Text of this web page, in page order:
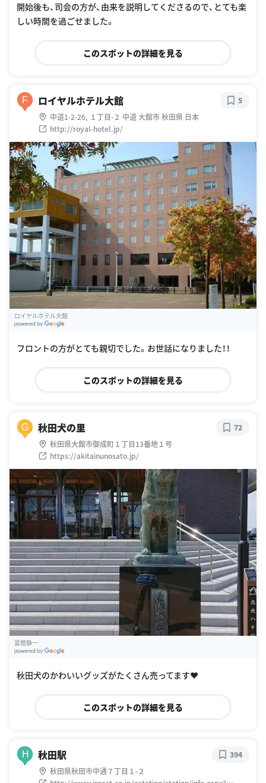
開始後も、司会の方が、由来を説明してくださるので、とても楽
しい時間を過ごせました。
このスポットの詳細を見る
F ロイヤルホテル大館
中道1-2-26, １丁目-２ 中道 大館市 秋田県 日本
http://royal-hotel.jp/
5
ロイヤルホテル大館
フロントの方がとても親切でした。お世話になりました！！
このスポットの詳細を見る
G 秋田犬の里
秋田県大館市御成町１丁目13番地１号
https://akitainunosato.jp/
72
富樫静一
秋田犬のかわいいグッズがたくさん売ってます❤️
このスポットの詳細を見る
H 秋田駅
秋田県秋田市中通７丁目１-２
394